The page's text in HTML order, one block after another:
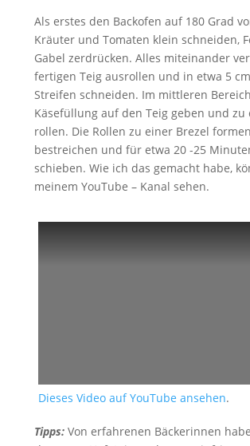
Als erstes den Backofen auf 180 Grad
Kräuter und Tomaten klein schneiden,
Gabel zerdrücken. Alles miteinander
fertigen Teig ausrollen und in etwa 5
Streifen schneiden. Im mittleren
Käsefüllung auf den Teig geben und zu
rollen. Die Rollen zu einer Brezel
bestreichen und für etwa 20 -25
schieben. Wie ich das gemacht habe,
meinem YouTube – Kanal sehen.
Dieses Video auf YouTube ansehen.
Tipps: Von erfahrenen Bäckerinnen